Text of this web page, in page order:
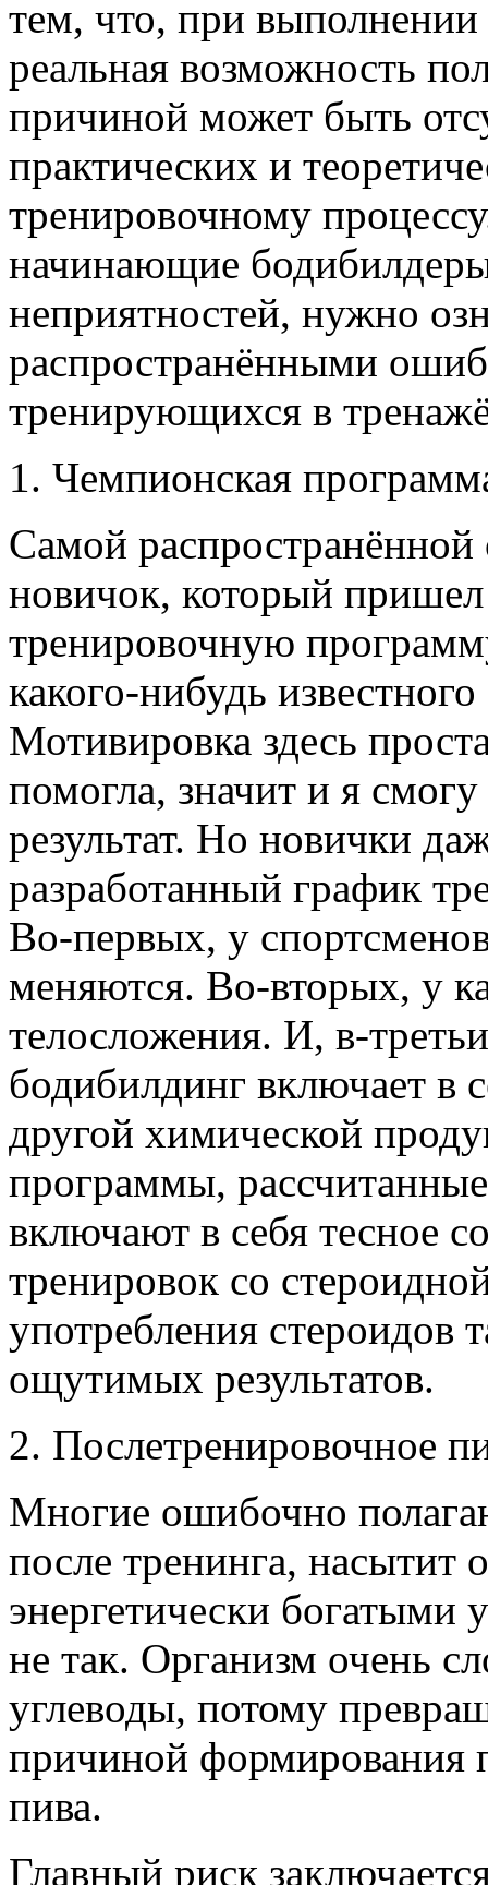
тем, что, при
реальная возможность
причиной может быть
практических и
тренировочному
начинающие
неприятностей, нужно
распространёнными
тренирующихся в
1. Чемпионская
Самой распространённой
новичок, который
тренировочную
какого-нибудь
Мотивировка здесь
помогла, значит и я
результат. Но новички
разработанный график
Во-первых, у
меняются. Во-вторых, у
телосложения. И, в-
бодибилдинг включает в
другой химической
программы,
включают в себя тесное
тренировок со
употребления стероидов
ощутимых результатов.
2. Послетренировочное
Многие ошибочно
после тренинга, насытит
энергетически богатыми
не так. Организм очень
углеводы, потому
причиной формирования
пива.
Главный риск